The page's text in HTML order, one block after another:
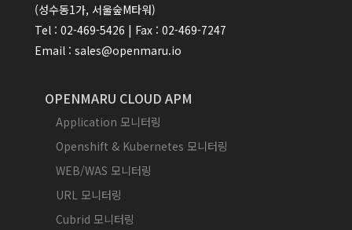
(성수동1가, 서울숲M타워)
Tel : 02-469-5426 | Fax : 02-469-7247
Email : sales@openmaru.io
OPENMARU CLOUD APM
Application 모니터링
Openshift & Kubernetes 모니터링
WEB/WAS 모니터링
URL 모니터링
Cubrid 모니터링